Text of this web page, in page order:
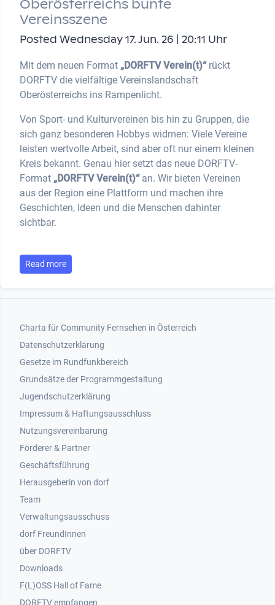
Oberösterreichs bunte
Vereinsszene
Posted Wednesday 17. Jun. 26 | 20:11 Uhr
Mit dem neuen Format „DORFTV Verein(t)“rückt
DORFTV die vielfältige Vereinslandschaft
Oberösterreichs ins Rampenlicht.
Von Sport- und Kulturvereinen bis hin zu Gruppen, die
sich ganz besonderen Hobbys widmen: Viele Vereine
leisten wertvolle Arbeit, sind aber oft nur einem kleinen
Kreis bekannt. Genau hier setzt das neue DORFTV-
Format „DORFTV Verein(t)“an. Wir bieten Vereinen
aus der Region eine Plattform und machen ihre
Geschichten, Ideen und die Menschen dahinter
sichtbar.
Read more
Footer 1
Charta für Community Fernsehen in Österreich
Datenschutzerklärung
Gesetze im Rundfunkbereich
Grundsätze der Programmgestaltung
Jugendschutzerklärung
Impressum & Haftungsausschluss
Nutzungsvereinbarung
Footer 2
Förderer & Partner
Geschäftsführung
Herausgeberin von dorf
Team
Verwaltungsausschuss
dorf FreundInnen
Footer 3
über DORFTV
Downloads
F(L)OSS Hall of Fame
Footer 4
DORFTV empfangen